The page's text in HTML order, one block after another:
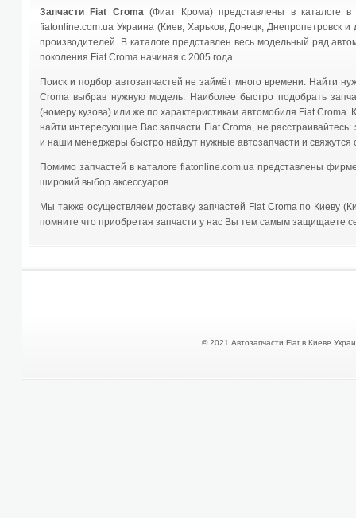
Запчасти Fiat Croma(Фиат Крома) представлены в каталоге
fiatonline.com.ua Украина (Киев, Харьков, Донецк, Днепропетровск и
производителей. В каталоге представлен весь модельный ряд
поколения Fiat Croma начиная с 2005 года.
Поиск и подбор автозапчастей не займёт много времени. Найти
Croma выбрав нужную модель. Наиболее быстро подобрать
(номеру кузова) или же по характеристикам автомобиля Fiat
найти интересующие Вас запчасти Fiat Croma, не
и наши менеджеры быстро найдут нужные автозапчасти и
Помимо запчастей в каталоге fiatonline.com.ua представлены
широкий выбор аксессуаров.
Мы также осуществляем доставку запчастей Fiat Croma по Киеву
помните что приобретая запчасти у нас Вы тем самым защищаете
© 2021 Автозапчасти Fiat в Киеве